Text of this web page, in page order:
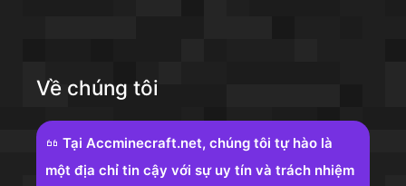
Về chúng tôi
Tại Accminecraft.net, chúng tôi tự hào là
một địa chỉ tin cậy với sự uy tín và trách nhiệm